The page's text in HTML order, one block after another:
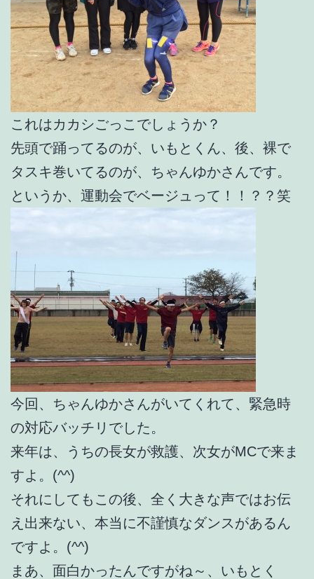
これはカカシごっこでしょうか？
先頭で踊ってるのが、いもとくん、後、裸で
タスキ巻いてるのが、ちゃんゆかさんです。
というか、運動会でベージュって！！？？笑
今回、ちゃんゆかさんがいてくれて、緊急時
の対応バッチリでした。
来年は、うちの長女が救護、次女がMCで来ま
すよ。(^^)
それにしてもこの後、全く大きな声ではお伝
え出来ない、本当に不謹慎なダンスがあるん
ですよ。(^^)
まあ、面白かったんですがね～、いもとく